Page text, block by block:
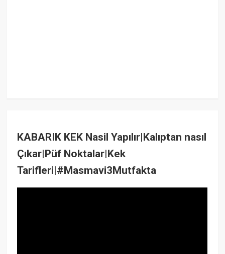
KABARIK KEK Nasil Yapılır|Kalıptan nasıl
Çıkar|Püf Noktalar|Kek
Tarifleri|#Masmavi3Mutfakta